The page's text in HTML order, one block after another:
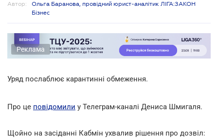
Автор:
Ольга Баранова, провідний юрист-аналітик ЛІГА:ЗАКОН
Бізнес
Реклама
Уряд послаблює карантинні обмеження.
Про це повідомили у Телеграм-каналі Дениса Шмигаля.
Щойно на засіданні Кабмін ухвалив рішення про дозвіл: